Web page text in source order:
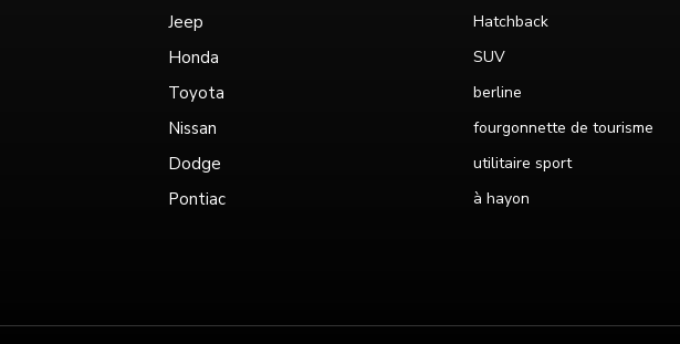
Jeep
Honda
Toyota
Nissan
Dodge
Pontiac
Hatchback
SUV
berline
fourgonnette de tourisme
utilitaire sport
à hayon